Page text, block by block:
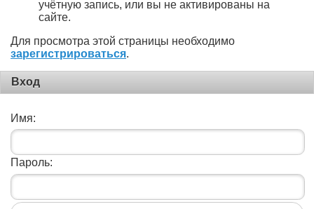
учётную запись, или вы не активированы на
сайте.
Для просмотра этой страницы необходимо
зарегистрироваться.
Вход
Имя:
Пароль: